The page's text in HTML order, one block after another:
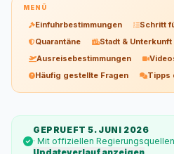
MENÜ
Einfuhrbestimmungen Schritt
Quarantäne
Stadt & Unterkunft
Ausreisebestimmungen
Häufig gestellte Fragen
Tipps
GEPRUEFT 5. JUNI 2026
· Mit offiziellen